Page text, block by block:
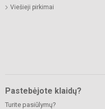
Viešieji pirkimai
Pastebėjote klaidų?
Turite pasiūlymų?